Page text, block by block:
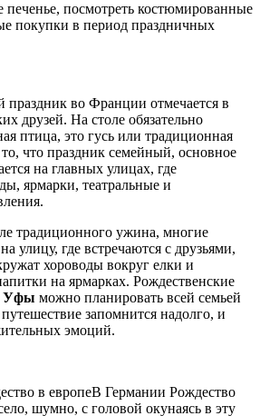
посмотреть костюмированные
покупки в период праздничных
праздник во Франции отмечается в
друзей. На столе обязательно
птица, это гусь или традиционная
что праздник семейный, основное
на главных улицах, где
ярмарки, театральные и
традиционного ужина, многие
улицу, где встречаются с друзьями,
хороводы вокруг елки и
на ярмарках. Рождественские
Уфы можно планировать всей семьей
запомнится надолго, и
эмоций.
В Германии Рождество
шумно, с головой окунаясь в эту